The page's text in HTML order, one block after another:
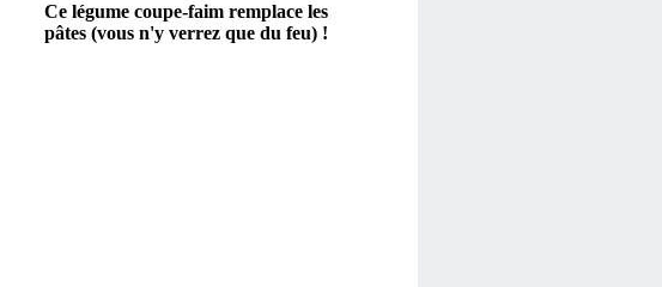
Ce légume coupe-faim remplace les
pâtes (vous n'y verrez que du feu) !